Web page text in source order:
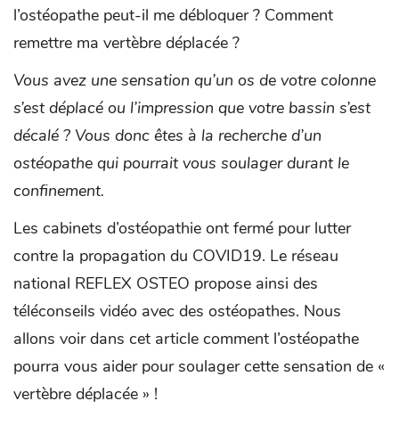
l’ostéopathe peut-il me débloquer ? Comment
remettre ma vertèbre déplacée ?
Vous avez une sensation qu’un os de votre colonne
s’est déplacé ou l’impression que votre bassin s’est
décalé ? Vous donc êtes à la recherche d’un
ostéopathe qui pourrait vous soulager durant le
confinement.
Les cabinets d’ostéopathie ont fermé pour lutter
contre la propagation du COVID19. Le réseau
national REFLEX OSTEO propose ainsi des
téléconseils vidéo avec des ostéopathes. Nous
allons voir dans cet article comment l’ostéopathe
pourra vous aider pour soulager cette sensation de «
vertèbre déplacée » !